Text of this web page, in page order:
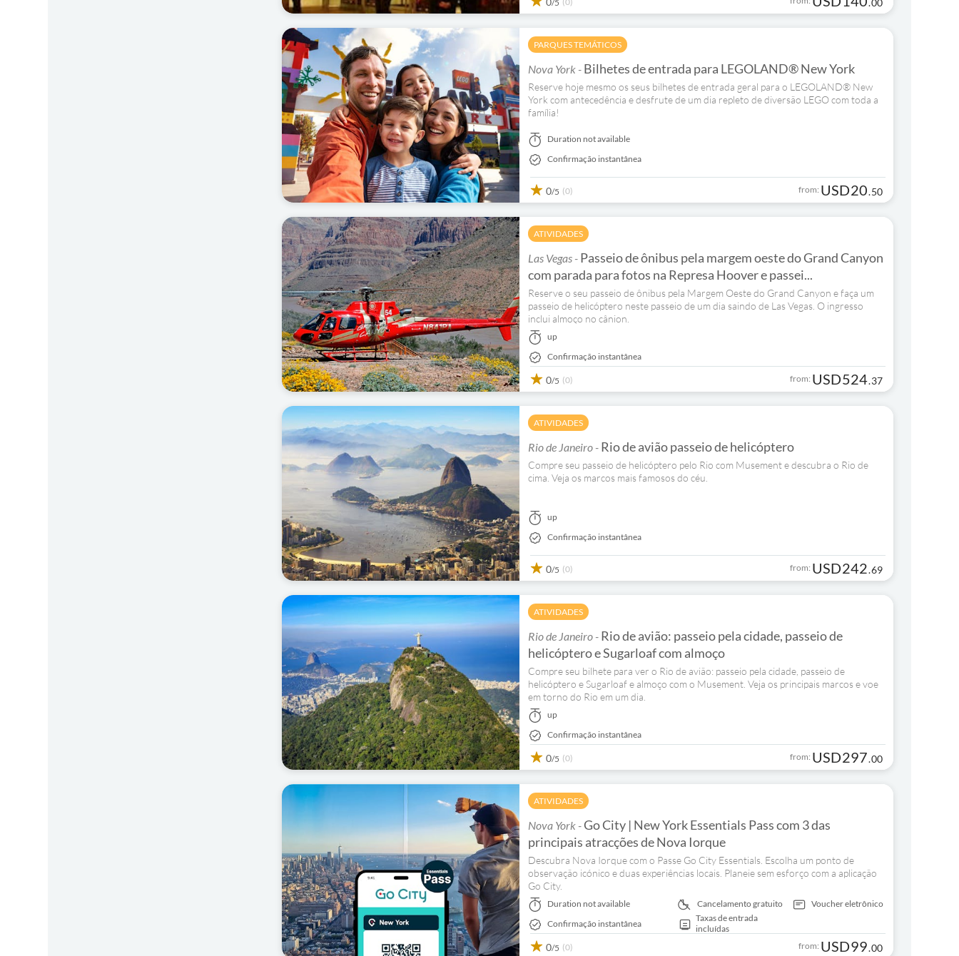
/5
PARQUES TEMÁTICOS
Nova York -Bilhetes de entrada para LEGOLAND® New York
Reserve hoje mesmo os seus bilhetes de entrada geral para o LEGOLAND® New
York com antecedência e desfrute de um dia repleto de diversão LEGO com toda a
família!
Duration not available
Confirmação instantânea
0/5 (0) from: USD20.50
ATIVIDADES
Las Vegas -Passeio de ônibus pela margem oeste do Grand Canyon
com parada para fotos na Represa Hoover e passei...
Reserve o seu passeio de ônibus pela Margem Oeste do Grand Canyon e faça um
passeio de helicóptero neste passeio de um dia saindo de Las Vegas. O ingresso
inclui almoço no cânion.
up
Confirmação instantânea
0/5 (0) from: USD524.37
ATIVIDADES
Rio de Janeiro -Rio de avião passeio de helicóptero
Compre seu passeio de helicóptero pelo Rio com Musement e descubra o Rio de
cima. Veja os marcos mais famosos do céu.
up
Confirmação instantânea
0/5 (0) from: USD242.69
ATIVIDADES
Rio de Janeiro -Rio de avião: passeio pela cidade, passeio de
helicóptero e Sugarloaf com almoço
Compre seu bilhete para ver o Rio de avião: passeio pela cidade, passeio de
helicóptero e Sugarloaf e almoço com o Musement. Veja os principais marcos e voe
em torno do Rio em um dia.
up
Confirmação instantânea
0/5 (0) from: USD297.00
ATIVIDADES
Nova York -Go City | New York Essentials Pass com 3 das
principais atracções de Nova Iorque
Descubra Nova Iorque com o Passe Go City Essentials. Escolha um ponto de
observação icónico e duas experiências locais. Planeie sem esforço com a aplicação
Go City.
Duration not available
Confirmação instantânea
Cancelamento gratuito
Taxas de entrada
incluídas
Voucher eletrônico
0/5 (0) from: USD99.00